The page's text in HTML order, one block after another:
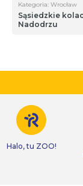
Kategoria: Wrocław
Sąsiedzkie
Nadodrzu
Halo, tu ZOO!